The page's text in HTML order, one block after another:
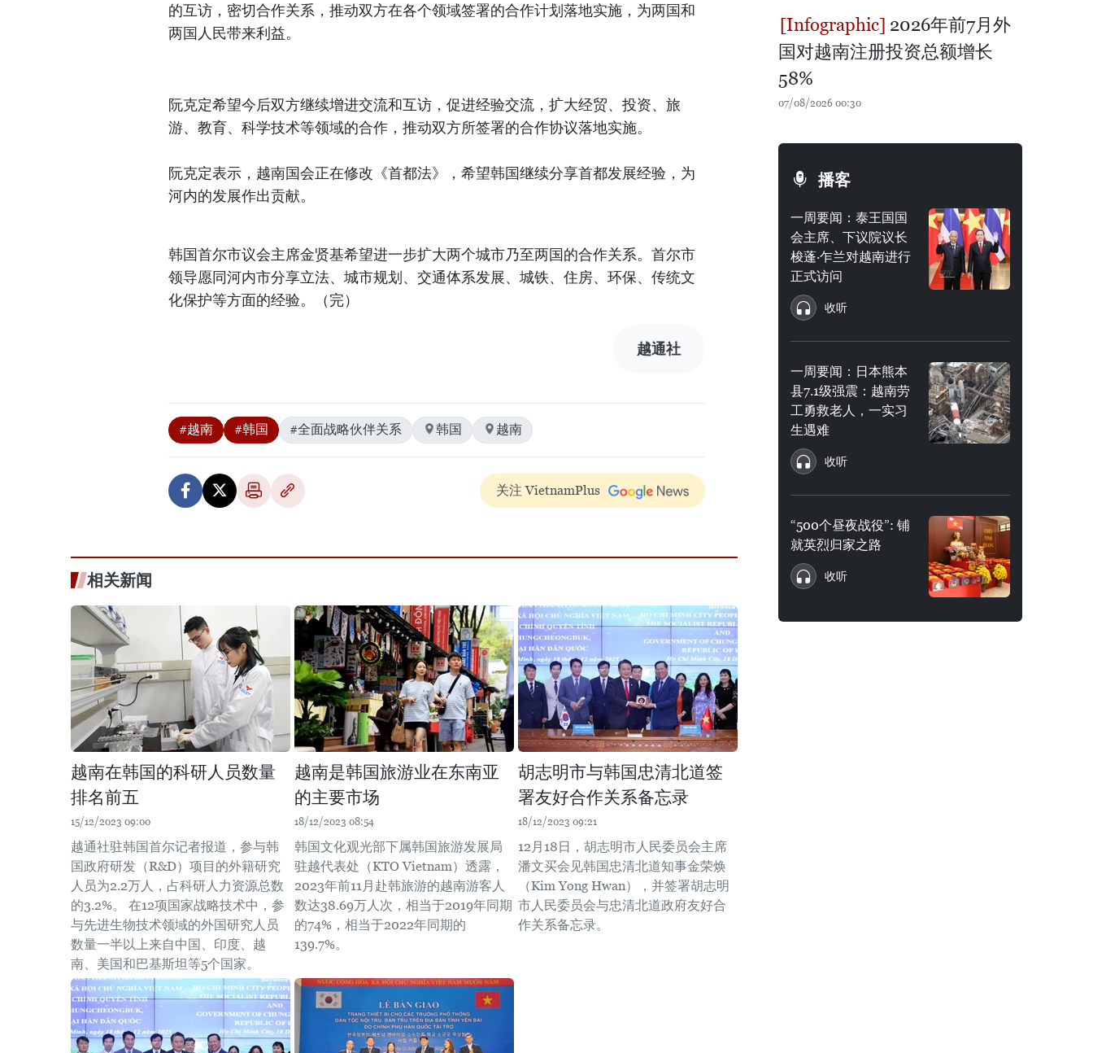
的互访，密切合作关系，推动双方在各个领域签署的合作计划落地实施，为两国和
两国人民带来利益。
阮克定希望今后双方继续增进交流和互访，促进经验交流，扩大经贸、投资、旅
游、教育、科学技术等领域的合作，推动双方所签署的合作协议落地实施。
阮克定表示，越南国会正在修改《首都法》，希望韩国继续分享首都发展经验，为
河内的发展作出贡献。
韩国首尔市议会主席金贤基希望进一步扩大两个城市乃至两国的合作关系。首尔市
领导愿同河内市分享立法、城市规划、交通体系发展、城铁、住房、环保、传统文
化保护等方面的经验。（完）
越通社
#越南 #韩国 #全面战略伙伴关系 韩国 越南
关注 VietnamPlus
相关新闻
越南在韩国的科研人员数量
排名前五
15/12/2023 09:00
越通社驻韩国首尔记者报道，参与韩
国政府研发（R&D）项目的外籍研究
人员为2.2万人，占科研人力资源总数
的3.2%。 在12项国家战略技术中，参
与先进生物技术领域的外国研究人员
数量一半以上来自中国、印度、越
南、美国和巴基斯坦等5个国家。
越南是韩国旅游业在东南亚
的主要市场
18/12/2023 08:54
韩国文化观光部下属韩国旅游发展局
驻越代表处（KTO Vietnam）透露，
2023年前11月赴韩旅游的越南游客人
数达38.69万人次，相当于2019年同期
的74%，相当于2022年同期的
139.7%。
胡志明市与韩国忠清北道签
署友好合作关系备忘录
18/12/2023 09:21
12月18日，胡志明市人民委员会主席
潘文买会见韩国忠清北道知事金荣焕
（Kim Yong Hwan），并签署胡志明
市人民委员会与忠清北道政府友好合
作关系备忘录。
2026年前7月外
国对越南注册投资总额增长
58%
07/08/2026 00:30
播客
一周要闻：泰王国国
会主席、下议院议长
梭蓬·乍兰对越南进行
正式访问
收听
一周要闻：日本熊本
县7.1级强震：越南劳
工勇救老人，一实习
生遇难
收听
“500个昼夜战役”: 铺
就英烈归家之路
收听